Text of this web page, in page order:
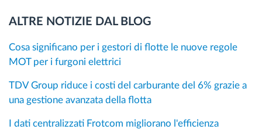
ALTRE NOTIZIE DAL BLOG
Cosa significano per i gestori di flotte le nuove regole
MOT per i furgoni elettrici
TDV Group riduce i costi del carburante del 6% grazie a
una gestione avanzata della flotta
I dati centralizzati Frotcom migliorano l'efficienza